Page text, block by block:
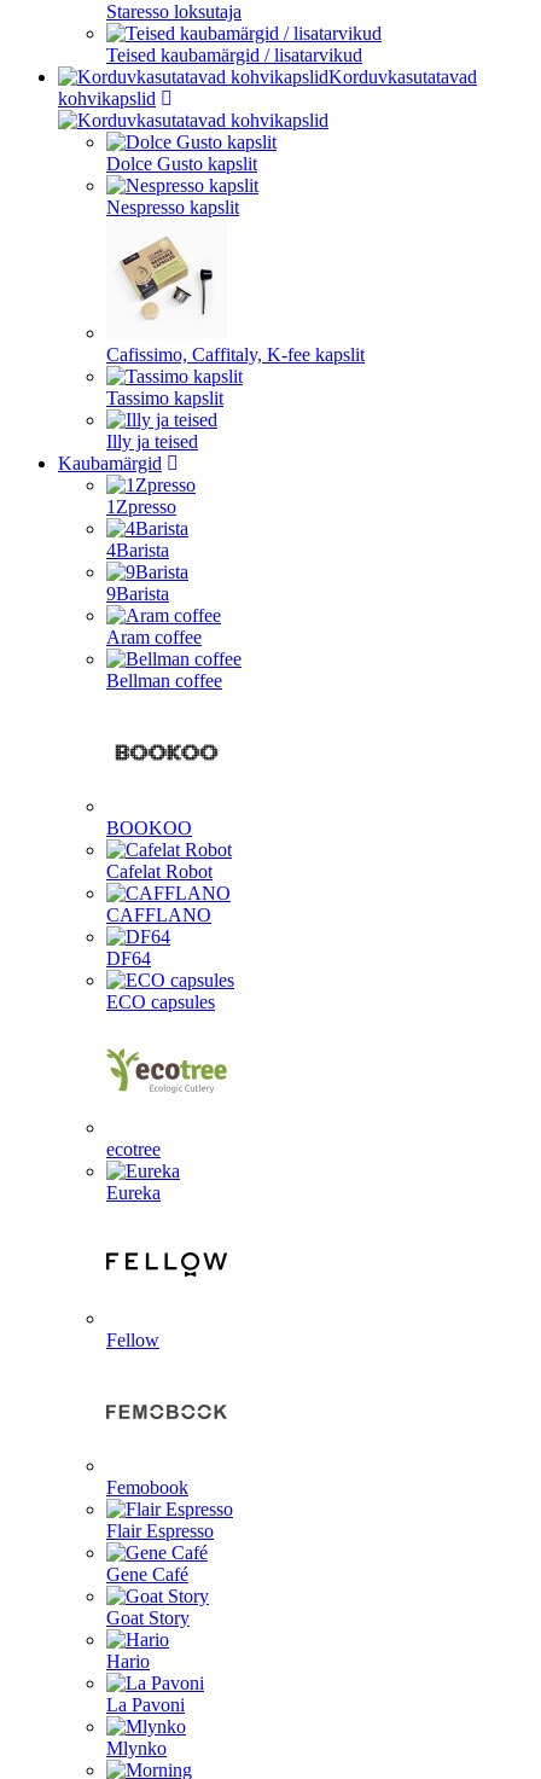
Staresso loksutaja
Teised kaubamärgid / lisatarvikud
Korduvkasutatavad
kohvikapslid
Dolce Gusto kapslit
Nespresso kapslit
Cafissimo, Caffitaly, K-fee kapslit
Tassimo kapslit
Illy ja teised
Kaubamärgid
1Zpresso
4Barista
9Barista
Aram coffee
Bellman coffee
BOOKOO
Cafelat Robot
CAFFLANO
DF64
ECO capsules
ecotree
Eureka
Fellow
Femobook
Flair Espresso
Gene Café
Goat Story
Hario
La Pavoni
Mlynko